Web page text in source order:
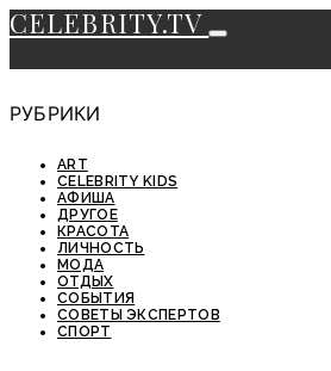
CELEBRITY.TV
РУБРИКИ
ART
CELEBRITY KIDS
АФИША
ДРУГОЕ
КРАСОТА
ЛИЧНОСТЬ
МОДА
ОТДЫХ
СОБЫТИЯ
СОВЕТЫ ЭКСПЕРТОВ
СПОРТ